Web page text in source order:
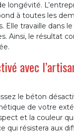
longévité.
à toutes les
Elle travaille dans
Ainsi, le résultat
avec
le béton
de votre
et la couleur
qui résistera aux